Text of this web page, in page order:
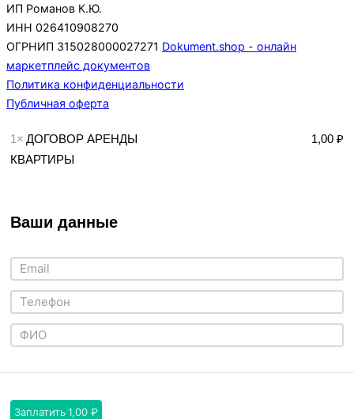
ИП Романов К.Ю.
ИНН 026410908270
ОГРНИП 315028000027271 Dokument.shop - онлайн
маркетплейс документов
Политика конфиденциальности
Публичная оферта
1× ДОГОВОР АРЕНДЫ
КВАРТИРЫ
1,00 ₽
Ваши данные
Заплатить1,00 ₽